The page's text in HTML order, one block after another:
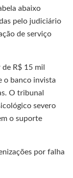
abaixo
pelo judiciário
de serviço
de R$ 15 mil
o banco invista
O tribunal
severo
o suporte
por falha